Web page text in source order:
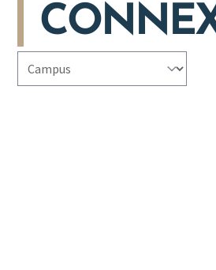
CAMPUS-actualites
Sélectionnez le contenu